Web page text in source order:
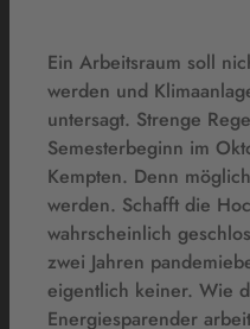
Ein Arbeitsraum soll
werden und
untersagt. Strenge
Semesterbeginn im
Kempten. Denn
werden. Schafft die
wahrscheinlich
zwei Jahren
eigentlich keiner. Wie
Energiesparender